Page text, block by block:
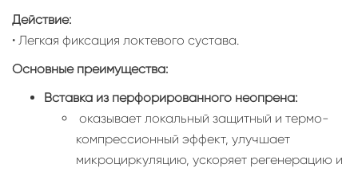
Действие:
• Легкая фиксация локтевого сустава.
Основные преимущества:
Вставка из перфорированного неопрена:
оказывает локальный защитный и термо-
компрессионный эффект, улучшает
микроциркуляцию, ускоряет регенерацию и